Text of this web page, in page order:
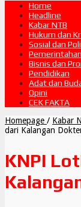
Home
Headline
Kabar NTB
Hukum dan
Sosial dan
Pemerintahan
Bisnis dan
Pendidikan
Adat dan
Opini
CEK FAKTA
Homepage / Kabar
dari Kalangan
KNPI